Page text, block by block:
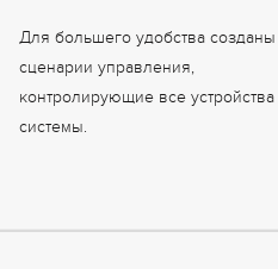
Для большего удобства созданы
сценарии управления,
контролирующие все устройства
системы.